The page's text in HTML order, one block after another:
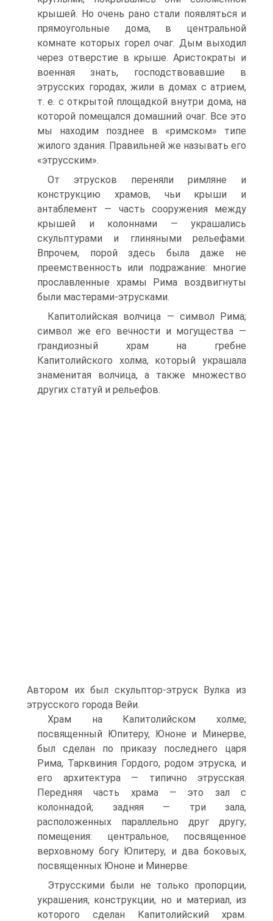
крышей. Но очень рано стали появляться и
прямоугольные дома, в центральной
комнате которых горел очаг. Дым выходил
через отверстие в крыше. Аристократы и
военная знать, господствовавшие в
этрусских городах, жили в домах с атрием,
т. е. с открытой площадкой внутри дома, на
которой помещался домашний очаг. Все это
мы находим позднее в «римском» типе
жилого здания. Правильней же называть его
«этрусским».
От этрусков переняли римляне и
конструкцию храмов, чьи крыши и
антаблемент — часть сооружения между
крышей и колоннами — украшались
скульптурами и глиняными рельефами.
Впрочем, порой здесь была даже не
преемственность или подражание: многие
прославленные храмы Рима воздвигнуты
были мастерами-этрусками.
Капитолийская волчица — символ Рима;
символ же его вечности и могущества —
грандиозный храм на гребне
Капитолийского холма, который украшала
знаменитая волчица, а также множество
других статуй и рельефов.
Автором их был скульптор-этруск Вулка из
этрусского города Вейи.
Храм на Капитолийском холме;
посвященный Юпитеру, Юноне и Минерве,
был сделан по приказу последнего царя
Рима, Тарквиния Гордого, родом этруска, и
его архитектура — типично этрусская.
Передняя часть храма — это зал с
колоннадой; задняя — три зала,
расположенных параллельно друг другу;
помещения: центральное, посвященное
верховному богу Юпитеру, и два боковых,
посвященных Юноне и Минерве.
Этрусскими были не только пропорции,
украшения, конструкции, но и материал, из
которого сделан Капитолийский храм.